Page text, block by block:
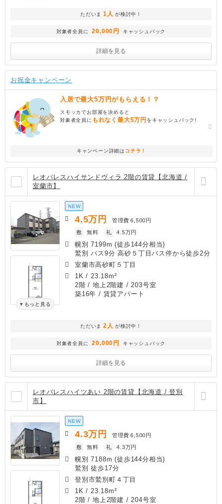
ただいま 1人 が検討中！
対象者全員に 20,000円 キャッシュバック
詳細を見る
お祝金キャンペーン
入居で最大5万円がもらえる！？
スモッカでお部屋を決めると
対象者全員に もれなく最大5万円 をキャッシュバック!
キャンペーン詳細は コチラ！
レオパレスハイサンドヴィラ 2階の賃貸【北海道 /
室蘭市】
もっと見る
NEW
4.5万円 管理費 6,500円
敷
無料 礼 4.5万円
幌別 7199m (徒歩144分相当)
鷲別 バス9分 高砂５丁目バス停から徒歩2分
室蘭市高砂町５丁目
1K / 23.18m²
2階 / 地上2階建 / 203号室
築16年 / 賃貸アパート
ただいま 2人 が検討中！
対象者全員に 20,000円 キャッシュバック
詳細を見る
レオパレスハイツあい 2階の賃貸【北海道 / 登別
市】
NEW
4.3万円 管理費 6,500円
敷
無料 礼 4.3万円
幌別 7188m (徒歩144分相当)
鷲別 徒歩17分
登別市鷲別町４丁目
1K / 23.18m²
2階 / 地上2階建 / 204号室